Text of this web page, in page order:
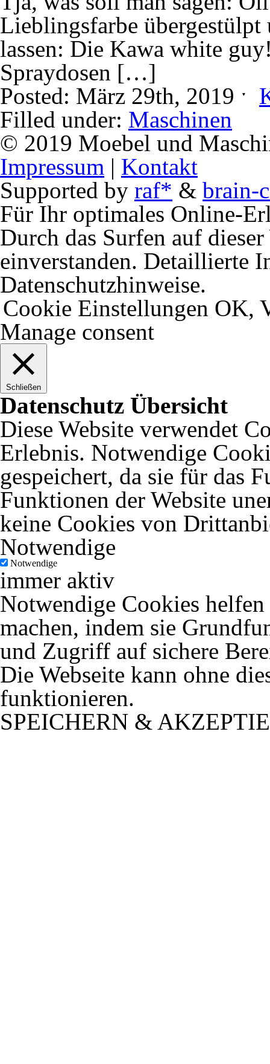
Lieblingsfarbe übergestülpt
lassen: Die Kawa white
Spraydosen […]
Posted: März 29th, 2019 ˑ
Filled under: Maschinen
© 2019 Moebel und
Impressum | Kontakt
Supported by raf* & brain-
Für Ihr optimales Online-
Durch das Surfen auf
einverstanden. Detaillierte
Datenschutzhinweise.
Cookie Einstellungen OK,
Manage consent
Schließen
Datenschutz Übersicht
Diese Website verwendet
Erlebnis. Notwendige
gespeichert, da sie für das
Funktionen der Website
keine Cookies von
Notwendige
Notwendige
immer aktiv
Notwendige Cookies
machen, indem sie
und Zugriff auf sichere
Die Webseite kann ohne
funktionieren.
SPEICHERN &